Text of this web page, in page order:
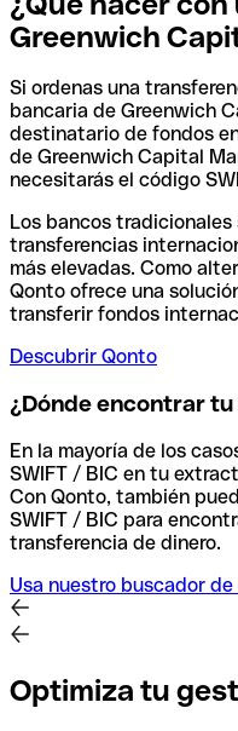
Greenwich
Si ordenas una
bancaria de Greenwich
destinatario de fondos
de Greenwich Capital
necesitarás el código
Los bancos
transferencias
más elevadas. Como
Qonto ofrece una
transferir fondos
Descubrir Qonto
¿Dónde encontrar tu
En la mayoría de los
SWIFT / BIC en tu
Con Qonto, también
SWIFT / BIC para
transferencia de dinero.
Usa nuestro buscador
Optimiza tu